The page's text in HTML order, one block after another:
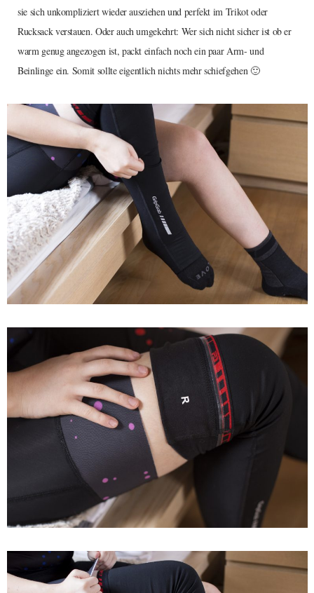
sie sich unkompliziert wieder ausziehen und perfekt im Trikot oder
Rucksack verstauen. Oder auch umgekehrt: Wer sich nicht sicher ist ob er
warm genug angezogen ist, packt einfach noch ein paar Arm- und
Beinlinge ein. Somit sollte eigentlich nichts mehr schiefgehen 🙂